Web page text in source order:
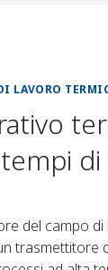
LAVORO
del campo
trasmettitore